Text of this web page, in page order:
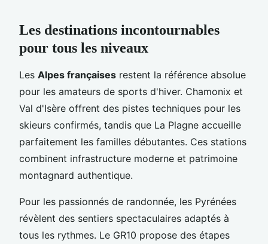
Les destinations incontournables
pour tous les niveaux
Les Alpes françaises restent la référence absolue
pour les amateurs de sports d'hiver. Chamonix et
Val d'Isère offrent des pistes techniques pour les
skieurs confirmés, tandis que La Plagne accueille
parfaitement les familles débutantes. Ces stations
combinent infrastructure moderne et patrimoine
montagnard authentique.
Pour les passionnés de randonnée, les Pyrénées
révèlent des sentiers spectaculaires adaptés à
tous les rythmes. Le GR10 propose des étapes